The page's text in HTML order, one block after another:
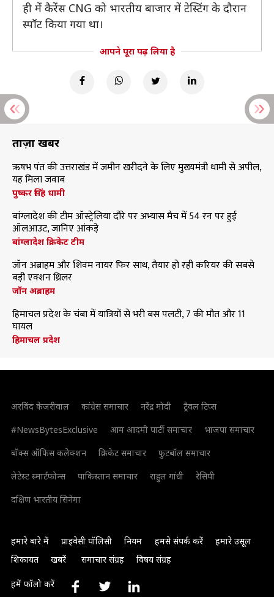
ही में कैरेंस CNG को भारतीय बाजार में टेस्टिंग के दौरान
स्पॉट किया गया था।
आपने पूरा पढ़ लिया है
ताज़ा खबरें
ऋषभ पंत की उत्तराखंड में जमीन खरीदने के लिए मुख्यमंत्री धामी से अपील,
यह मिला जवाब
पुष्कर सिंह धामी
बांग्लादेश की टीम ऑस्ट्रेलिया दौरे पर अभ्यास मैच में 54 रन पर हुई
ऑलआउट, जानिए आंकड़े
बांग्लादेश क्रिकेट टीम
जॉन अब्राहम और शिवम नायर फिर साथ, तैयार हो रही करियर की सबसे
बड़ी एक्शन थ्रिलर
जॉन अब्राहम
हिमाचल प्रदेश के चंबा में यात्रियों से भरी बस पलटी, 7 की मौत और 11
घायल
हिमाचल प्रदेश
अरविंद केजरीवाल कांग्रेस समाचार नरेंद्र मोदी
ट्रैवल टिप्स
#NewsBytesExclusive
आम आदमी पार्टी समाचार
भाजपा समाचार
बॉक्स ऑफिस कलेक्शन
क्रिकेट समाचार
फुटबॉल समाचार
लेटेस्ट स्मार्टफोन्स
पाकिस्तान समाचार राहुल गांधी
रेसिपी
दक्षिण भारतीय सिनेमा
हमारे बारे में प्राइवेसी पॉलिसी नियम हमसे संपर्क करें
हमारे उसूल
शिकायत
खबरें समाचार संग्रह विषय संग्रह
हमें फॉलो करें